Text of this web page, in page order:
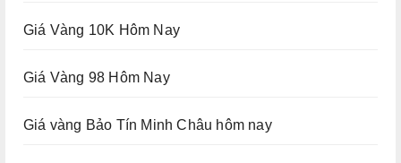
Giá Vàng 10K Hôm Nay
Giá Vàng 98 Hôm Nay
Giá vàng Bảo Tín Minh Châu hôm nay